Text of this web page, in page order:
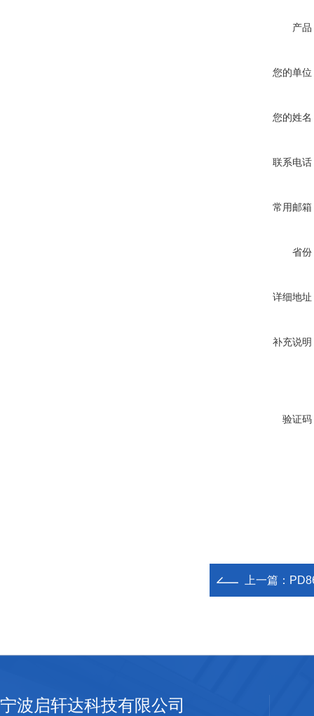
产品
您的单位
您的姓名
联系电话
常用邮箱
省份
详细地址
补充说明
验证码
上一篇：
宁波启轩达科技有限公司